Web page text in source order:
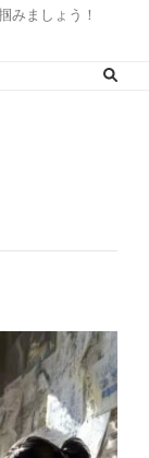
みましょう！